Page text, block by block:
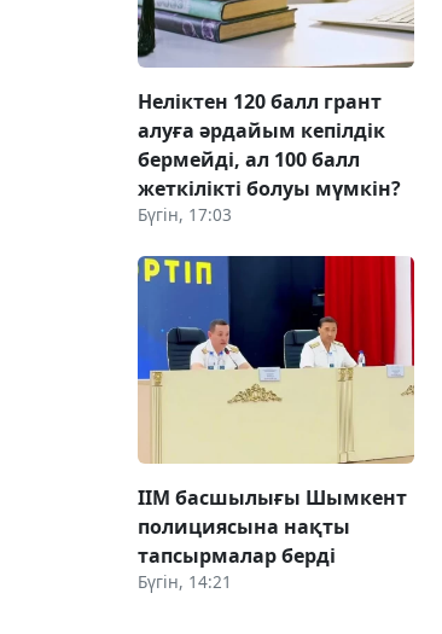
Неліктен 120 балл грант
алуға әрдайым кепілдік
бермейді, ал 100 балл
жеткілікті болуы мүмкін?
Бүгін, 17:03
ІІМ басшылығы Шымкент
полициясына нақты
тапсырмалар берді
Бүгін, 14:21